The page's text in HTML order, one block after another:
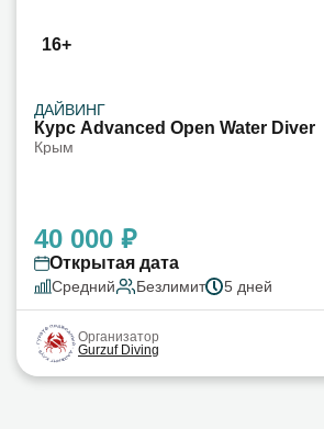
16+
ДАЙВИНГ
Курс Advanced Open Water Diver
Крым
40 000 ₽
Открытая дата
Средний Безлимит 5 дней
Организатор
Gurzuf Diving